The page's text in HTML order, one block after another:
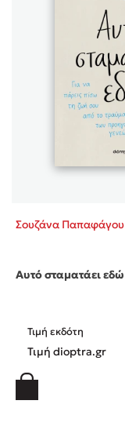
Σουζάνα Παπαφάγου
Αυτό σταματάει εδώ
Τιμή εκδότη
Τιμή dioptra.gr